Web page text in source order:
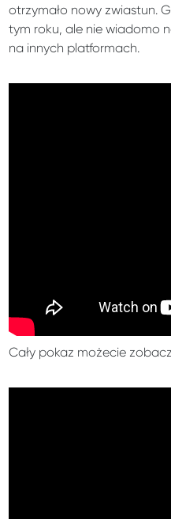
otrzymało nowy zwiastun.
tym roku, ale nie wiadomo
na innych platformach.
Cały pokaz możecie